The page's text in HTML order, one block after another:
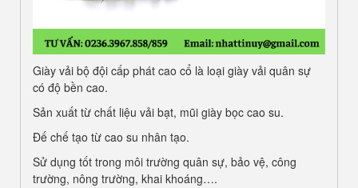
Giày vải bộ đội cấp phát cao cổ là loại giày vải quân sự
có độ bền cao.
Sản xuất từ chất liệu vải bạt, mũi giày bọc cao su.
Đế chế tạo từ cao su nhân tạo.
Sử dụng tốt trong môi trường quân sự, bảo vệ, công
trường, nông trường, khai khoáng….